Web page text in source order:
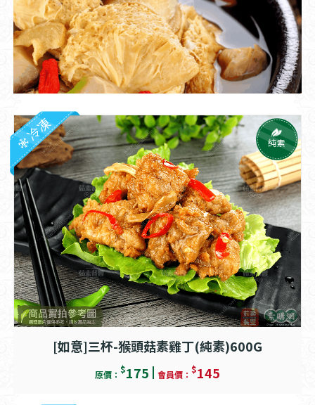
[如意]三杯-猴頭菇素雞丁(純素)600G
原價： $175 會員價： $145
冷凍 純素